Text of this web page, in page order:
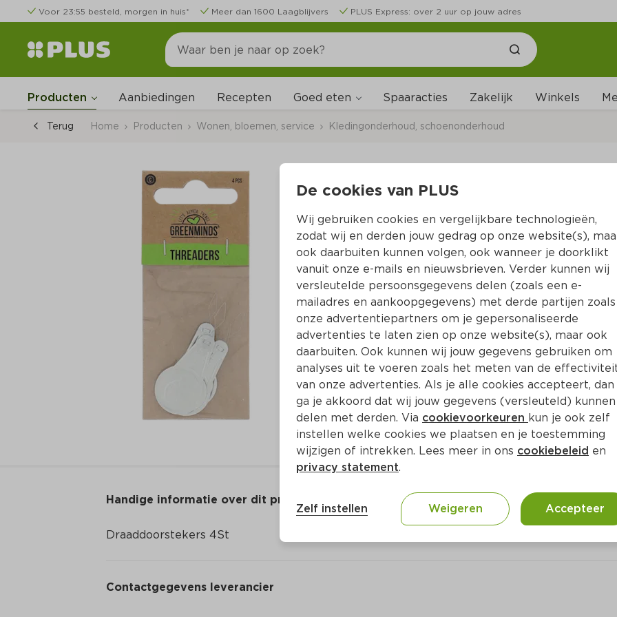
Voor 23:55 besteld, morgen in huis* Meer dan 1600 Laagblijvers PLUS Express: over 2 uur op jouw adres
Producten Aanbiedingen Recepten Goed eten Spaaracties Zakelijk Winkels
Terug Home Producten Wonen, bloemen, service Kledingonderhoud, schoenonderhoud
Greenminds
Per Kaart 1 g  (per kilo €3,590.00)
3.59
Toevoegen
Handige informatie over dit product
Draaddoorstekers 4St
Contactgegevens leverancier
De cookies van PLUS
Wij gebruiken cookies en vergelijkbare technologieën,
zodat wij en derden jouw gedrag op onze website(s),
ook daarbuiten kunnen volgen, ook wanneer je doorklikt
vanuit onze e-mails en nieuwsbrieven. Verder kunnen wij
versleutelde persoonsgegevens delen (zoals een e-
mailadres en aankoopgegevens) met derde partijen zoals
onze advertentiepartners om je gepersonaliseerde
advertenties te laten zien op onze website(s), maar ook
daarbuiten. Ook kunnen wij jouw gegevens gebruiken om
analyses uit te voeren zoals het meten van de
van onze advertenties. Als je alle cookies accepteert, dan
ga je akkoord dat wij jouw gegevens (versleuteld) kunnen
delen met derden. Via cookievoorkeuren kun je ook zelf
instellen welke cookies we plaatsen en je toestemming
wijzigen of intrekken. Lees meer in ons cookiebeleid en
privacy statement.
Zelf instellen Weigeren Accepteer